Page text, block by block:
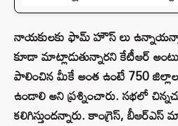
నాయకులకు ఫామ్ హౌస్ లు
కూడా మాట్లాడుతున్నారని కేటీఆర్
పాలించిన మీకే అంత ఉంటే 750
ఉండాలి అని ప్రశ్నించారు. సభలో
కలిగిస్తుందన్నారు. కాంగ్రెస్,